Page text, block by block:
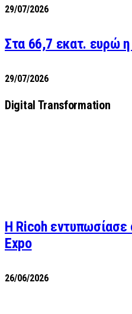
29/07/2026
Στα 66,7 εκατ. ευρώ η
29/07/2026
Digital Transformation
Η Ricoh εντυπωσίασε
Expo
26/06/2026